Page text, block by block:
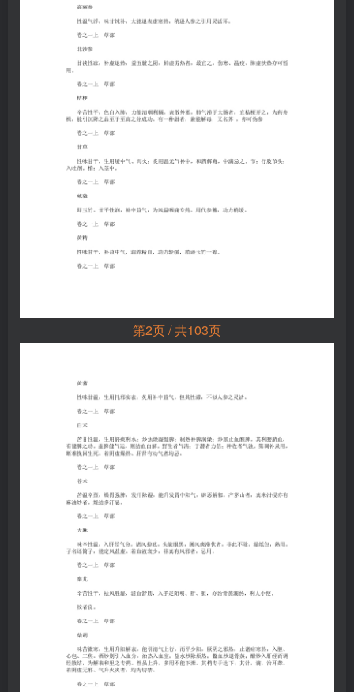
第2页 / 共103页